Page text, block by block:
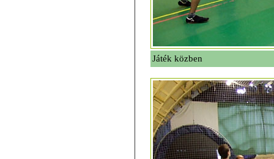
Játék közben